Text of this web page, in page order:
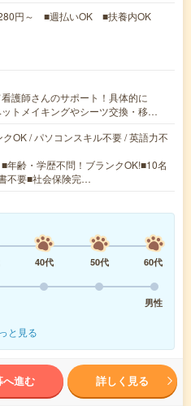
円～ ■週払いOK ■扶養内OK
護師さんのサポート！具体的に
トメイキングやシーツ交換・移…
OK / パソコンスキル不要 / 英語力不
年齢・学歴不問！ブランクOK!■10名
不要■社会保険完…
40代 50代
60代
男性
と見る
へ進む 詳しく見る